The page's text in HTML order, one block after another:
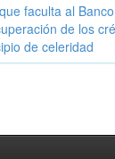
faculta al
de los
de celeridad